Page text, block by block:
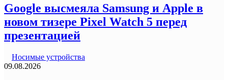
Google высмеяла Samsung и Apple в
новом тизере Pixel Watch 5 перед
презентацией
Носимые устройства
09.08.2026